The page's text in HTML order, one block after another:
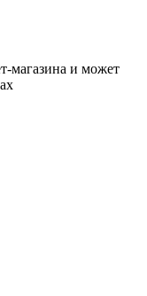
магазина и может